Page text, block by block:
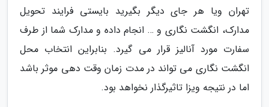
تهران ویا هر جای دیگر بگیرید بایستی فرایند تحویل
مدارک، انگشت نگاری و … انجام داده و مدارک شما از طرف
سفارت مورد آنالیز قرار می گیرد. بنابراین انتخاب محل
انگشت نگاری می تواند در مدت زمان وقت دهی موثر باشد
اما در نتیجه ویزا تاثیرگذار نخواهد بود.